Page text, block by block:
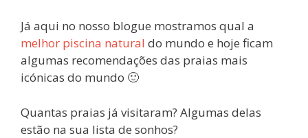
Já aqui no nosso blogue mostramos qual a
melhor piscina natural do mundo e hoje ficam
algumas recomendações das praias mais
icónicas do mundo 🙂
Quantas praias já visitaram? Algumas delas
estão na sua lista de sonhos?